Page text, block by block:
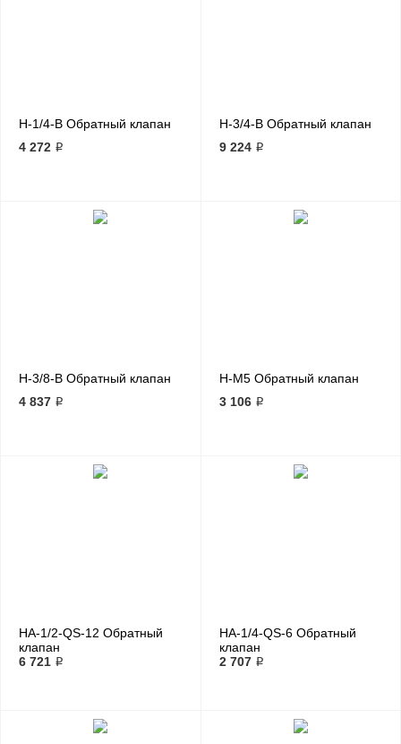
H-1/4-B Обратный клапан
4 272 ₽
H-3/4-B Обратный клапан
9 224 ₽
H-3/8-B Обратный клапан
4 837 ₽
H-M5 Обратный клапан
3 106 ₽
HA-1/2-QS-12 Обратный
клапан
6 721 ₽
HA-1/4-QS-6 Обратный
клапан
2 707 ₽